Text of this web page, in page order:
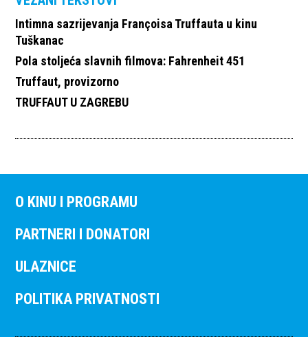
Intimna sazrijevanja Françoisa Truffauta u kinu
Tuškanac
Pola stoljeća slavnih filmova: Fahrenheit 451
Truffaut, provizorno
TRUFFAUT U ZAGREBU
O KINU I PROGRAMU
PARTNERI I DONATORI
ULAZNICE
POLITIKA PRIVATNOSTI